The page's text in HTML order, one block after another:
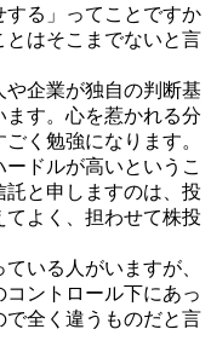
る」ってことですか
とはそこまでないと言
企業が独自の判断基
す。心を惹かれる分
く勉強になります。
ドルが高いというこ
と申しますのは、投
よく、担わせて株投
いる人がいますが、
ントロール下にあっ
全く違うものだと言